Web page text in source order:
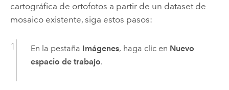
cartográfica de ortofotos a partir de un dataset de
mosaico existente, siga estos pasos:
En la pestaña Imágenes, haga clic en Nuevo
espacio de trabajo.